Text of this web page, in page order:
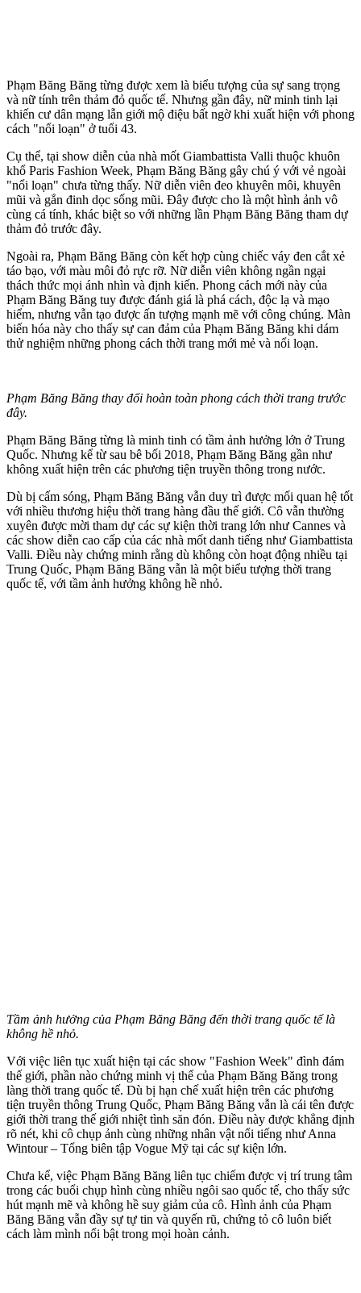
Phạm Băng Băng từng được xem là biểu tượng của sự sang trọng
và nữ tính trên thảm đỏ quốc tế. Nhưng gần đây, nữ minh tinh lại
khiến cư dân mạng lẫn giới mộ điệu bất ngờ khi xuất hiện với phong
cách "nổi loạn" ở tuổi 43.
Cụ thể, tại show diễn của nhà mốt Giambattista Valli thuộc khuôn
khổ Paris Fashion Week, Phạm Băng Băng gây chú ý với vẻ ngoài
"nổi loạn" chưa từng thấy. Nữ diễn viên đeo khuyên môi, khuyên
mũi và gắn đinh dọc sống mũi. Đây được cho là một hình ảnh vô
cùng cá tính, khác biệt so với những lần Phạm Băng Băng tham dự
thảm đỏ trước đây.
Ngoài ra, Phạm Băng Băng còn kết hợp cùng chiếc váy đen cắt xẻ
táo bạo, với màu môi đỏ rực rỡ. Nữ diễn viên không ngần ngại
thách thức mọi ánh nhìn và định kiến. Phong cách mới này của
Phạm Băng Băng tuy được đánh giá là phá cách, độc lạ và mạo
hiểm, nhưng vẫn tạo được ấn tượng mạnh mẽ với công chúng. Màn
biến hóa này cho thấy sự can đảm của Phạm Băng Băng khi dám
thử nghiệm những phong cách thời trang mới mẻ và nổi loạn.
Phạm Băng Băng thay đổi hoàn toàn phong cách thời trang trước
đây.
Phạm Băng Băng từng là minh tinh có tầm ảnh hưởng lớn ở Trung
Quốc. Nhưng kể từ sau bê bối 2018, Phạm Băng Băng gần như
không xuất hiện trên các phương tiện truyền thông trong nước.
Dù bị cấm sóng, Phạm Băng Băng vẫn duy trì được mối quan hệ tốt
với nhiều thương hiệu thời trang hàng đầu thế giới. Cô vẫn thường
xuyên được mời tham dự các sự kiện thời trang lớn như Cannes và
các show diễn cao cấp của các nhà mốt danh tiếng như Giambattista
Valli. Điều này chứng minh rằng dù không còn hoạt động nhiều tại
Trung Quốc, Phạm Băng Băng vẫn là một biểu tượng thời trang
quốc tế, với tầm ảnh hưởng không hề nhỏ.
Tầm ảnh hưởng của Phạm Băng Băng đến thời trang quốc tế là
không hề nhỏ.
Với việc liên tục xuất hiện tại các show "Fashion Week" đình đám
thế giới, phần nào chứng minh vị thể của Phạm Băng Băng trong
làng thời trang quốc tế. Dù bị hạn chế xuất hiện trên các phương
tiện truyền thông Trung Quốc, Phạm Băng Băng vẫn là cái tên được
giới thời trang thế giới nhiệt tình săn đón. Điều này được khẳng định
rõ nét, khi cô chụp ảnh cùng những nhân vật nổi tiếng như Anna
Wintour – Tổng biên tập Vogue Mỹ tại các sự kiện lớn.
Chưa kể, việc Phạm Băng Băng liên tục chiếm được vị trí trung tâm
trong các buổi chụp hình cùng nhiều ngôi sao quốc tế, cho thấy sức
hút mạnh mẽ và không hề suy giảm của cô. Hình ảnh của Phạm
Băng Băng vẫn đầy sự tự tin và quyến rũ, chứng tỏ cô luôn biết
cách làm mình nổi bật trong mọi hoàn cảnh.